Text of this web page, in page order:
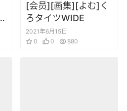
[会员][画集][よむ]く
ろタイツWIDE
2021年6月15日
0
0 880